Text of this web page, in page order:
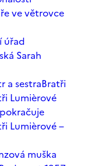
ve větrovce
úřad
Sarah
a sestraBratři
Lumièrové
Lumièrové –
muška